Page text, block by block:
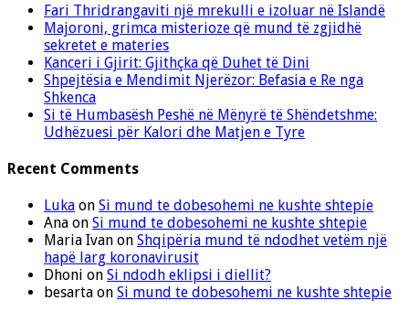
Fari Thridrangaviti një mrekulli e izoluar në Islandë
Majoroni, grimca misterioze që mund të zgjidhë
sekretet e materies
Kanceri i Gjirit: Gjithçka që Duhet të Dini
Shpejtësia e Mendimit Njerëzor: Befasia e Re nga
Shkenca
Si të Humbasësh Peshë në Mënyrë të Shëndetshme:
Udhëzuesi për Kalori dhe Matjen e Tyre
Recent Comments
Luka on Si mund te dobesohemi ne kushte shtepie
Ana on Si mund te dobesohemi ne kushte shtepie
Maria Ivan on Shqipëria mund të ndodhet vetëm një
hapë larg koronavirusit
Dhoni on Si ndodh eklipsi i diellit?
besarta on Si mund te dobesohemi ne kushte shtepie